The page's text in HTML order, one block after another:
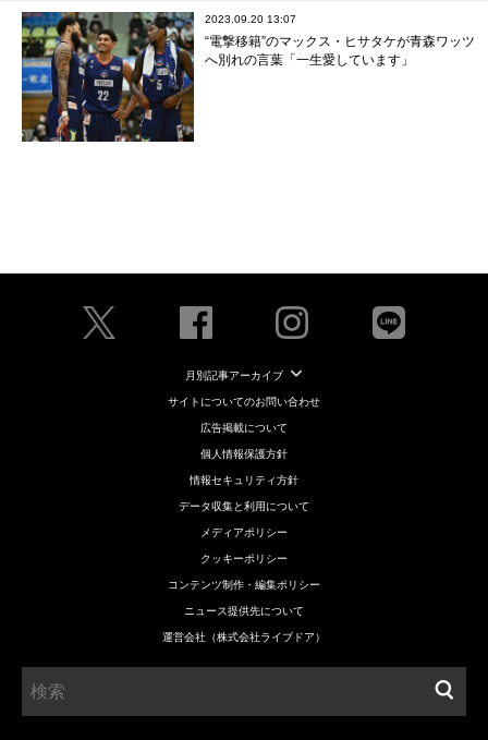
2023.09.20 13:07
“電撃移籍”のマックス・ヒサタケが青森ワッツ
へ別れの言葉「一生愛しています」
月別記事アーカイブ
サイトについてのお問い合わせ
広告掲載について
個人情報保護方針
情報セキュリティ方針
データ収集と利用について
メディアポリシー
クッキーポリシー
コンテンツ制作・編集ポリシー
ニュース提供先について
運営会社（株式会社ライブドア）